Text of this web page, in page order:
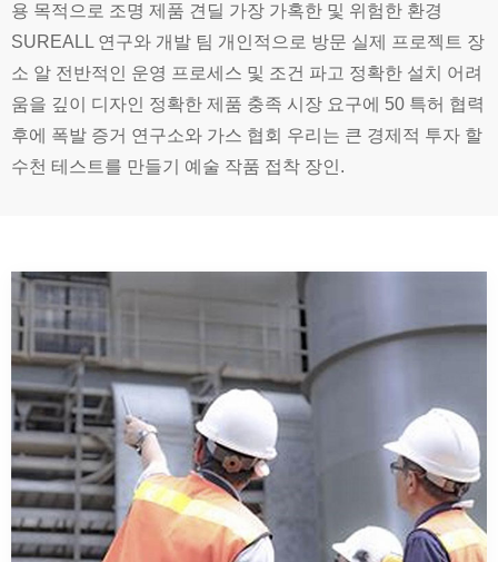
용 목적으로 조명 제품 견딜 가장 가혹한 및 위험한 환경
SUREALL 연구와 개발 팀 개인적으로 방문 실제 프로젝트 장
소 알 전반적인 운영 프로세스 및 조건 파고 정확한 설치 어려
움을 깊이 디자인 정확한 제품 충족 시장 요구에 50 특허 협력
후에 폭발 증거 연구소와 가스 협회 우리는 큰 경제적 투자 할
수천 테스트를 만들기 예술 작품 접착 장인.